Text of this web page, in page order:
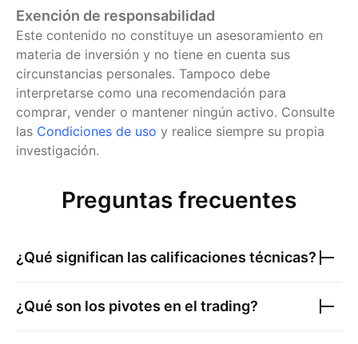
Exención de responsabilidad
Este contenido no constituye un asesoramiento en
materia de inversión y no tiene en cuenta sus
circunstancias personales. Tampoco debe
interpretarse como una recomendación para
comprar, vender o mantener ningún activo. Consulte
las Condiciones de uso y realice siempre su propia
investigación.
Preguntas frecuentes
¿Qué significan las calificaciones técnicas?
¿Qué son los pivotes en el trading?